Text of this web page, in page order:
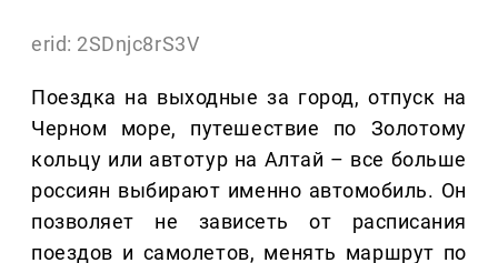
erid: 2SDnjc8rS3V
Поездка на выходные за город, отпуск на
Черном море, путешествие по Золотому
кольцу или автотур на Алтай – все больше
россиян выбирают именно автомобиль. Он
позволяет не зависеть от расписания
поездов и самолетов, менять маршрут по